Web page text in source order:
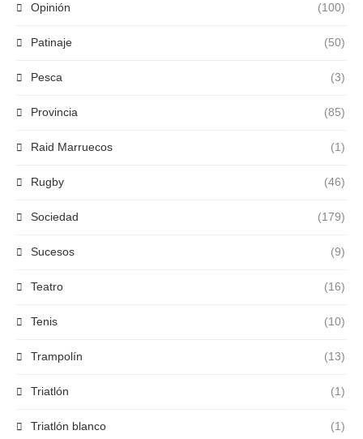
Opinión (100)
Patinaje (50)
Pesca (3)
Provincia (85)
Raid Marruecos (1)
Rugby (46)
Sociedad (179)
Sucesos (9)
Teatro (16)
Tenis (10)
Trampolín (13)
Triatlón (1)
Triatlón blanco (1)